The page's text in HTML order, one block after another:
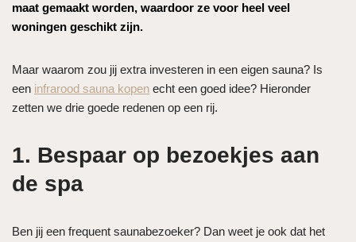
maat gemaakt worden, waardoor ze voor heel veel
woningen geschikt zijn.
Maar waarom zou jij extra investeren in een eigen sauna? Is
een infrarood sauna kopen echt een goed idee? Hieronder
zetten we drie goede redenen op een rij.
1. Bespaar op bezoekjes aan
de spa
Ben jij een frequent saunabezoeker? Dan weet je ook dat het